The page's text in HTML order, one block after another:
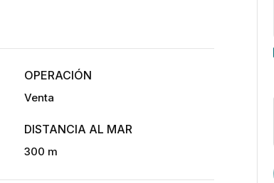
OPERACIÓN
Venta
DISTANCIA AL MAR
300 m